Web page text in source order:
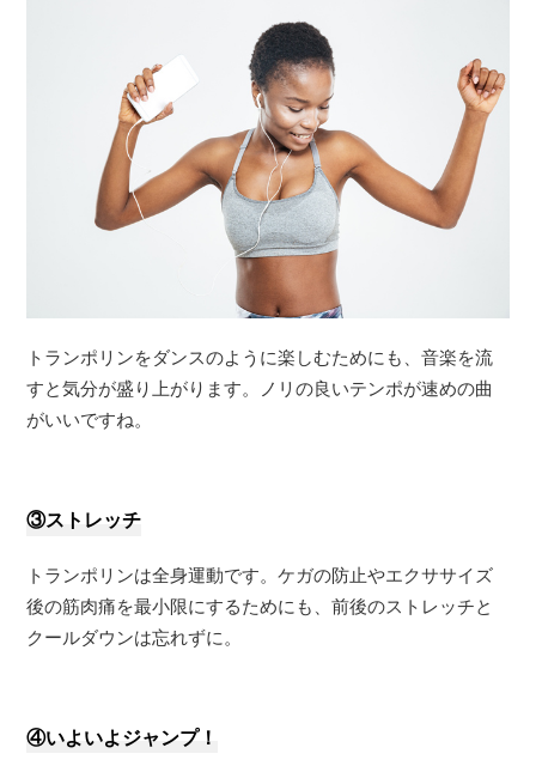
トランポリンをダンスのように楽しむためにも、音楽を流
すと気分が盛り上がります。ノリの良いテンポが速めの曲
がいいですね。
③ストレッチ
トランポリンは全身運動です。ケガの防止やエクササイズ
後の筋肉痛を最小限にするためにも、前後のストレッチと
クールダウンは忘れずに。
④いよいよジャンプ！